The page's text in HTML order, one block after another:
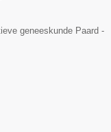
geneeskunde Paard -